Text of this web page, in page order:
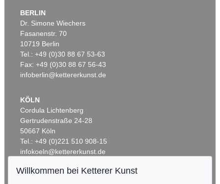
ROBERT MUSIL
Der Mann ohne Eigenschaften, Bd. 3, 1943. , 1943
Ergebnis:€ 1.560
Auktion 430 - Lot 983 Auktion 426 - Lot 923
BERLIN
Dr. Simone Wiechers
Fasanenstr. 70
10719 Berlin
Tel.: +49 (0)30 88 67 53-63
Fax: +49 (0)30 88 67 56-43
infoberlin@kettererkunst.de
KÖLN
Cordula Lichtenberg
Gertrudenstraße 24-28
50667 Köln
Tel.: +49 (0)221 510 908-15
infokoeln@kettererkunst.de
Willkommen bei Ketterer Kunst